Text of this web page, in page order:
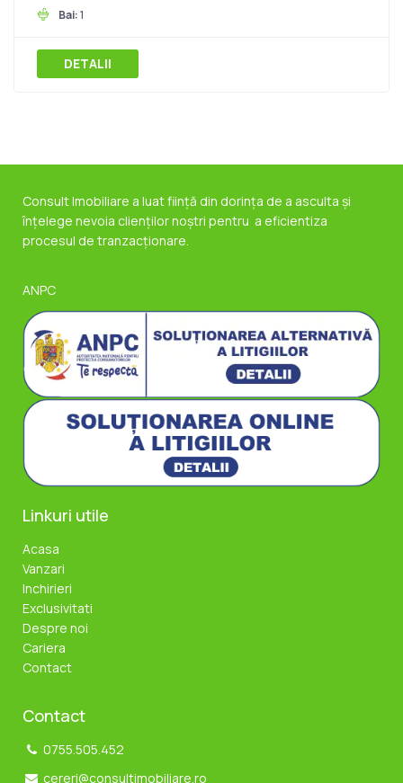
Bai:1
DETALII
Consult Imobiliare a luat ființă din dorința de a asculta și
înțelege nevoia clienților noștri pentru a eficientiza
procesul de tranzacționare.
ANPC
Linkuri utile
Acasa
Vanzari
Inchirieri
Exclusivitati
Despre noi
Cariera
Contact
Contact
0755.505.452
cereri@consultimobiliare.ro